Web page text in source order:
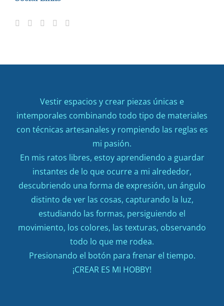
Vestir espacios y crear piezas únicas e
intemporales combinando todo tipo de materiales
con técnicas artesanales y rompiendo las reglas es
mi pasión.
En mis ratos libres, estoy aprendiendo a guardar
instantes de lo que ocurre a mi alrededor,
descubriendo una forma de expresión, un ángulo
distinto de ver las cosas, capturando la luz,
estudiando las formas, persiguiendo el
movimiento, los colores, las texturas, observando
todo lo que me rodea.
Presionando el botón para frenar el tiempo.
¡CREAR ES MI HOBBY!